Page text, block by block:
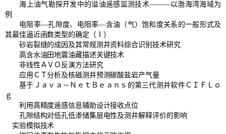
海上油气勘探开发中的溢油遥感监测技术———以渤海湾海域为
例
电阻率—孔隙度、电阻率—含油（气）饱和度关系的一般形式及
其最佳逼近函数类型的确定（Ⅰ）
砂岩裂缝的成因及其常规测井资料综合识别技术研究
高含水油田地震油藏描述关键技术
非线性ＡＶＯ反演方法研究
应用ＣＴ分析及核磁测井预测碳酸盐岩产气量
基于Ｊａｖａ－ＮｅｔＢｅａｎｓ的第三代测井软件ＣＩＦＬｏ
ｇ
利用高精度遥感信息辅助设计接收点位
孔隙结构对低孔低渗储集层电性及测井解释评价的影响
实验模拟技术